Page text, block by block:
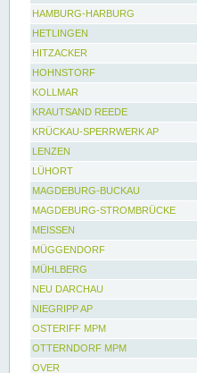
HAMBURG-HARBURG
HETLINGEN
HITZACKER
HOHNSTORF
KOLLMAR
KRAUTSAND REEDE
KRÜCKAU-SPERRWERK AP
LENZEN
LÜHORT
MAGDEBURG-BUCKAU
MAGDEBURG-STROMBRÜCKE
MEISSEN
MÜGGENDORF
MÜHLBERG
NEU DARCHAU
NIEGRIPP AP
OSTERIFF MPM
OTTERNDORF MPM
OVER